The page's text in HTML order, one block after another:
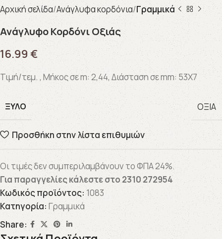
Αρχική σελίδα Ανάγλυφα κορδόνια Γραμμικά
Ανάγλυφο Κορδόνι Οξιάς
16.99 €
Τιμή/τεμ. , Μήκος σε m: 2,44, Διάσταση σε mm: 53X7
ΞΎΛΟ ΟΞΙΑ
Προσθήκη στην λίστα επιθυμιών
Οι τιμές δεν συμπεριλαμβάνουν το ΦΠΑ 24%.
Για παραγγελίες κάλεστε στο 2310 272954
Κωδικός προϊόντος: 1083
Κατηγορία: Γραμμικά
Share: